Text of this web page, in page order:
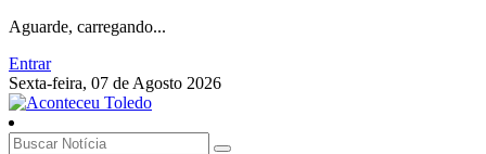
Aguarde, carregando...
Entrar
Sexta-feira, 07 de Agosto 2026